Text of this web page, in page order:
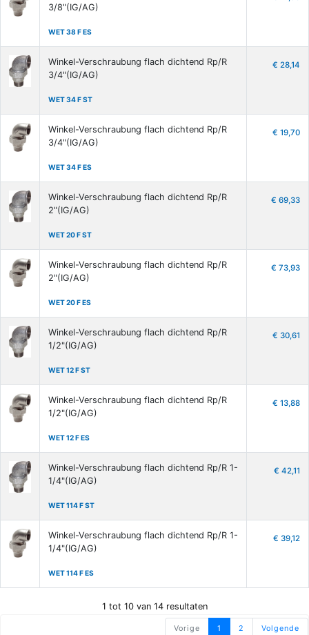
3/8"(IG/AG)
WET 38 F ES
Winkel-Verschraubung flach dichtend Rp/R
3/4"(IG/AG)
WET 34 F ST
€ 28,14
Winkel-Verschraubung flach dichtend Rp/R
3/4"(IG/AG)
WET 34 F ES
€ 19,70
Winkel-Verschraubung flach dichtend Rp/R
2"(IG/AG)
WET 20 F ST
€ 69,33
Winkel-Verschraubung flach dichtend Rp/R
2"(IG/AG)
WET 20 F ES
€ 73,93
Winkel-Verschraubung flach dichtend Rp/R
1/2"(IG/AG)
WET 12 F ST
€ 30,61
Winkel-Verschraubung flach dichtend Rp/R
1/2"(IG/AG)
WET 12 F ES
€ 13,88
Winkel-Verschraubung flach dichtend Rp/R 1-
1/4"(IG/AG)
WET 114 F ST
€ 42,11
Winkel-Verschraubung flach dichtend Rp/R 1-
1/4"(IG/AG)
WET 114 F ES
€ 39,12
1 tot 10 van 14 resultaten
Vorige 1 2 Volgende